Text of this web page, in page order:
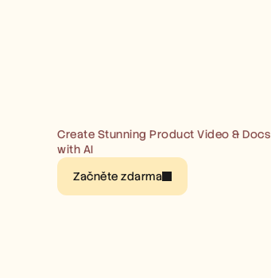
Create Stunning Product Video & Docs
with AI
Začněte zdarma